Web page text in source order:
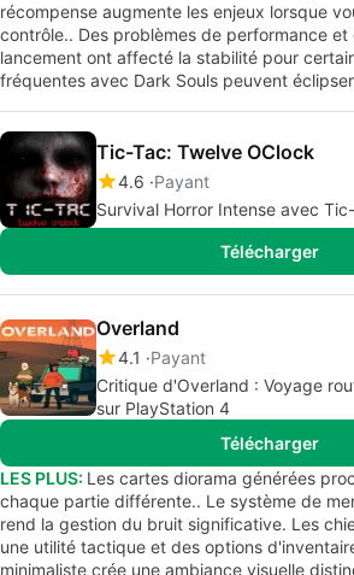
récompense augmente les enjeux lorsque
contrôle.. Des problèmes de performance
lancement ont affecté la stabilité pour
fréquentes avec Dark Souls peuvent
Tic-Tac: Twelve OClock
4.6 Payant
Survival Horror Intense avec
Télécharger
Overland
4.1
Payant
Critique d'Overland : Voyage
sur PlayStation 4
Télécharger
LES PLUS: Les cartes diorama générées
chaque partie différente.. Le système de
rend la gestion du bruit significative. Les
une utilité tactique et des options
minimaliste crée une ambiance visuelle